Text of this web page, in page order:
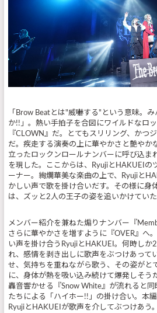
「Brow Beatとは"威嚇する"という意味。
か!!」。熱い手拍子を合図にワイルドなロ
『CLOWN』だ。とてもスリリング、かつ
だ。疾走する演奏の上に華やかさと艶やか
立ったロックンロールナンバーに呼び込ま
を現した。ここからは、RyujiとHAKUEIの
ーナー。絢爛華美な楽曲の上で、Ryujiと
かしい声で歌を掛け合いだす。その様に身
は、ズッと2人の王子の姿を追いかけていた
メンバー紹介を兼ねた煽りナンバー『
さらに華やかさを増すように『OVER』へ
い声を掛け合うRyujiとHAKUEI。何時しか
れ、感情を剥き出しに歌声をぶつけあって
せ、気持ちを重ねながら歌う、その姿がと
に、身体が熱を吸い込み続けて爆発しそう
轟音響かせる『Snow White』が流れると
たちによる「ハイホー!!」の掛け合い。本
RyujiとHAKUEIが歌声を介してぶつけあう